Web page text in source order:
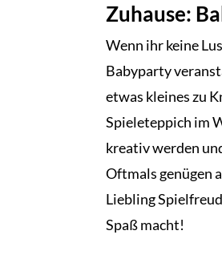
Zuhause:
Wenn ihr keine
Babyparty
etwas kleines zu
Spieleteppich im
kreativ werden
Oftmals genügen
Liebling
Spaß macht!